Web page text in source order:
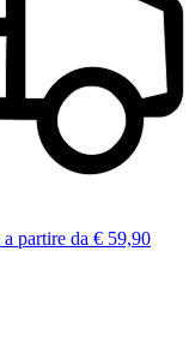
a partire da € 59,90